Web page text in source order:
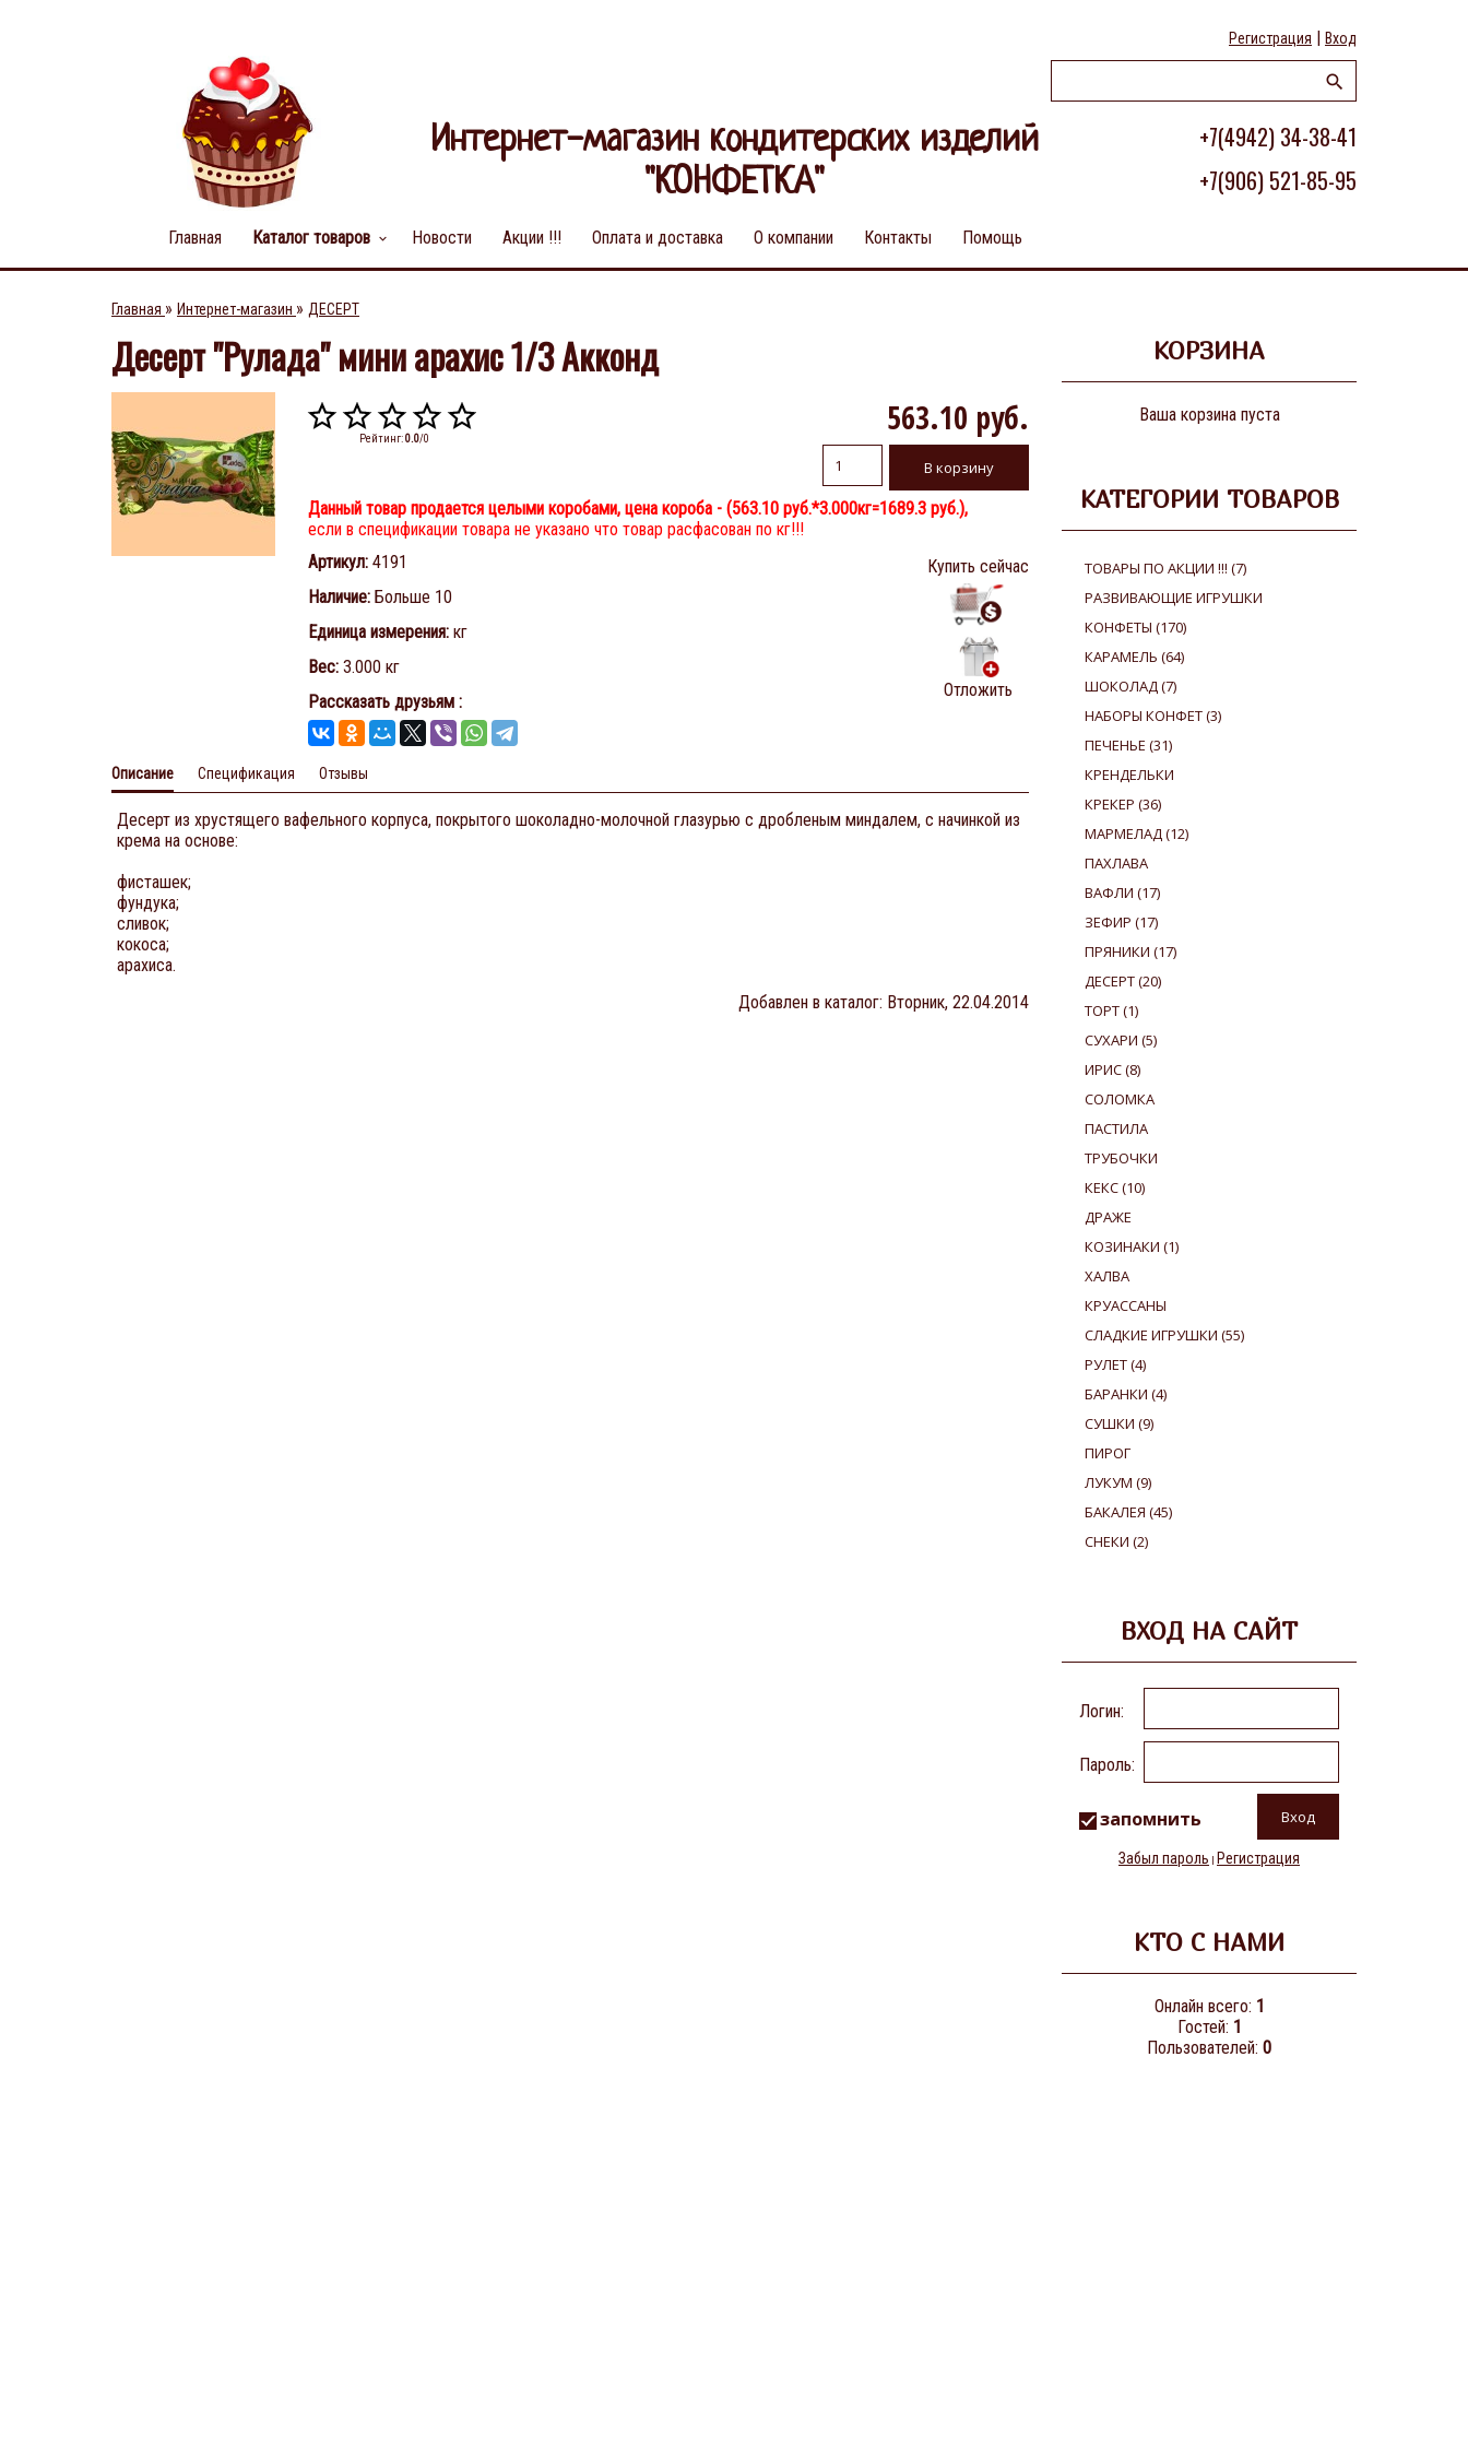
Регистрация | Вход
Интернет-магазин кондитерских изделий
"КОНФЕТКА"
+7(4942) 34-38-41
+7(906) 521-85-95
Главная Каталог товаров keyboard_arrow_down Новости Акции !!! Оплата и доставка О компании Контакты Помощь
Главная » Интернет-магазин » ДЕСЕРТ
Десерт "Рулада" мини арахис 1/3 Акконд
Рейтинг:0.0/0
563.10 руб.
Данный товар продается целыми коробами, цена короба - (563.10 руб.*3.000кг=1689.3 руб.),
если в спецификации товара не указано что товар расфасован по кг!!!
Артикул: 4191
Наличие: Больше 10
Единица измерения: кг
Вес: 3.000 кг
Рассказать друзьям :
Купить сейчас
Отложить
Описание Спецификация Отзывы
Десерт из хрустящего вафельного корпуса, покрытого шоколадно-молочной глазурью с дробленым миндалем, с начинкой из
крема на основе:
фисташек;
фундука;
сливок;
кокоса;
арахиса.
Добавлен в каталог: Вторник, 22.04.2014
КОРЗИНА
Ваша корзина пуста
КАТЕГОРИИ ТОВАРОВ
ТОВАРЫ ПО АКЦИИ !!! (7)
РАЗВИВАЮЩИЕ ИГРУШКИ
КОНФЕТЫ (170)
КАРАМЕЛЬ (64)
ШОКОЛАД(7)
НАБОРЫ КОНФЕТ(3)
ПЕЧЕНЬЕ (31)
КРЕНДЕЛЬКИ
КРЕКЕР (36)
МАРМЕЛАД(12)
ПАХЛАВА
ВАФЛИ (17)
ЗЕФИР (17)
ПРЯНИКИ (17)
ДЕСЕРТ(20)
ТОРТ(1)
СУХАРИ (5)
ИРИС(8)
СОЛОМКА
ПАСТИЛА
ТРУБОЧКИ
КЕКС(10)
ДРАЖЕ
КОЗИНАКИ (1)
ХАЛВА
КРУАССАНЫ
СЛАДКИЕ ИГРУШКИ (55)
РУЛЕТ(4)
БАРАНКИ (4)
СУШКИ (9)
ПИРОГ
ЛУКУМ (9)
БАКАЛЕЯ (45)
СНЕКИ (2)
ВХОД НА САЙТ
Логин:
Пароль:
запомнить
Забыл пароль | Регистрация
КТО С НАМИ
Онлайн всего: 1
Гостей: 1
Пользователей: 0